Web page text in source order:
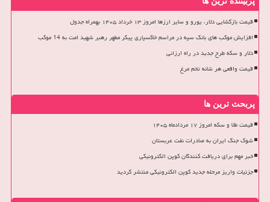
قیمت بازگشایی دلار، یورو و سایر ارزها امروز ۱۳ خرداد ۱۴۰۵ بهمراه جدول
افزایش موکب های بانک سپه در مراسم خاکسپاری پیکر مطهر رهبر شهید امت به 14 موکب
دلار و سکه طرح جدید در راه ارزانی
قیمت واقعی هر شانه تخم مرغ
پربحث ترین ها
قیمت طلا و سکه امروز ۱۷ مردادماه ۱۴۰۵
شوک جنگ ایران به صادرات نفت عربستان
خبر مهم برای دریافت کنندگان کوپن الکترونیکی
جزئیات واریز مرحله جدید کوپن الکترونیکی منتشر گردید